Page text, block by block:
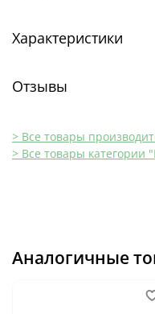
Характеристики
Отзывы
> Все товары
> Все товары категории
Аналогичные